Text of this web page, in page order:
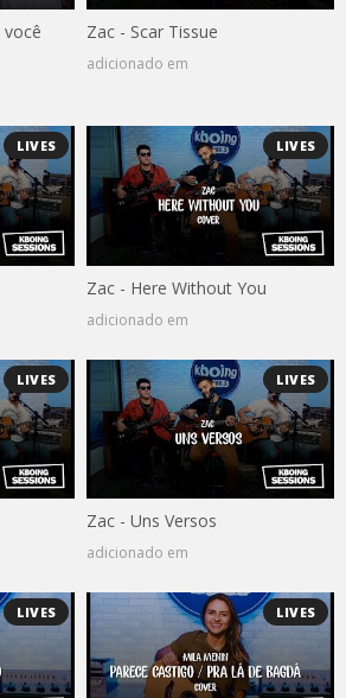
você
Zac - Scar Tissue
adicionado em
LIVES LIVES
Zac - Here Without You
adicionado em
LIVES LIVES
Zac - Uns Versos
adicionado em
LIVES LIVES